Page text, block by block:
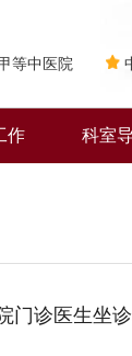
等中医院
作 科室
诊医生坐诊